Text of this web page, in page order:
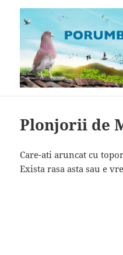
Plonjorii de
Care-ati aruncat cu
Exista rasa asta sau e